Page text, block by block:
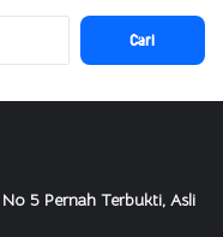
Cari
untuk:
5 Pernah Terbukti, Asli